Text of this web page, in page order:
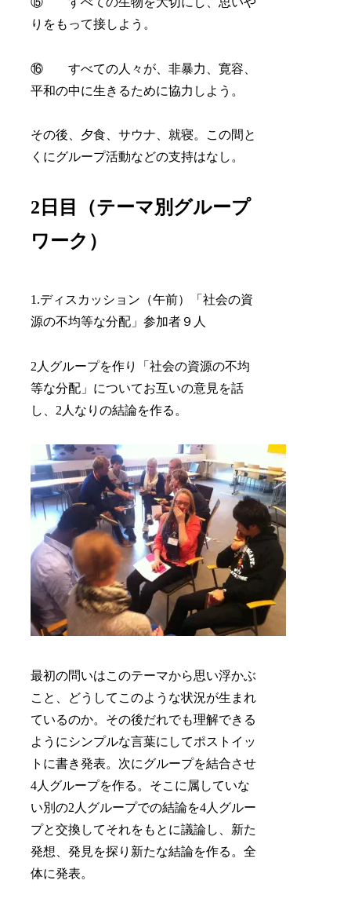
りをもって接しよう。
⑯ すべての人々が、非暴力、寛容、
平和の中に生きるために協力しよう。
その後、夕食、サウナ、就寝。この間と
くにグループ活動などの支持はなし。
2日目（テーマ別グループ
ワーク）
1.ディスカッション（午前）「社会の資
源の不均等な分配」参加者９人
2人グループを作り「社会の資源の不均
等な分配」についてお互いの意見を話
し、2人なりの結論を作る。
最初の問いはこのテーマから思い浮かぶ
こと、どうしてこのような状況が生まれ
ているのか。その後だれでも理解できる
ようにシンプルな言葉にしてポストイッ
トに書き発表。次にグループを結合させ
4人グループを作る。そこに属していな
い別の2人グループでの結論を4人グルー
プと交換してそれをもとに議論し、新た
発想、発見を探り新たな結論を作る。全
体に発表。